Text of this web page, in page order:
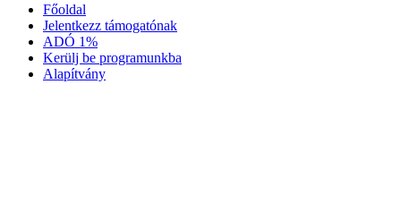
Főoldal
Jelentkezz támogatónak
ADÓ 1%
Kerülj be programunkba
Alapítvány